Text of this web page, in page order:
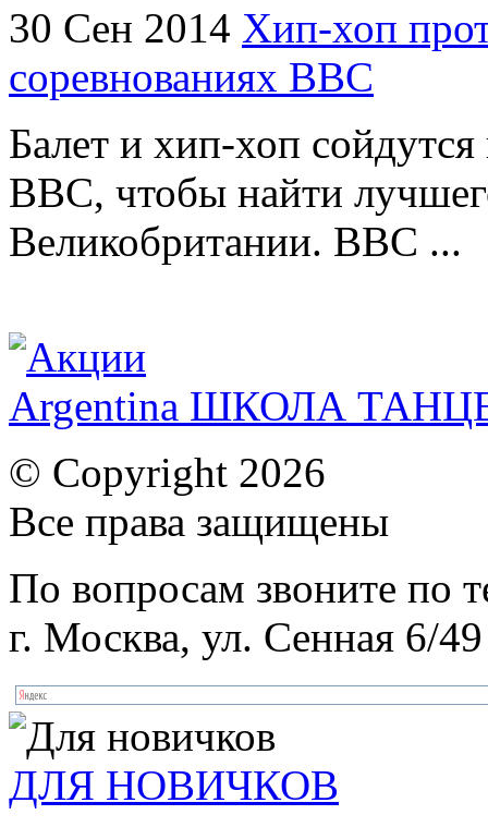
30 Сен 2014 Хип-хоп
соревнованиях ВВС
Балет и хип-хоп сойдутся
BBC, чтобы найти
Великобритании. BBC ...
Argentina ШКОЛА
© Copyright 2026
Все права защищены
По вопросам звоните по
г. Москва, ул. Сенная 6/49
ДЛЯ НОВИЧКОВ